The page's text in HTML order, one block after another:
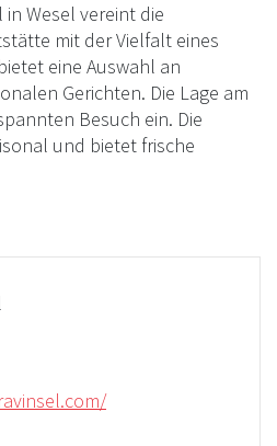
in Wesel vereint die
mit der Vielfalt eines
eine Auswahl an
Gerichten. Die Lage am
Besuch ein. Die
und bietet frische